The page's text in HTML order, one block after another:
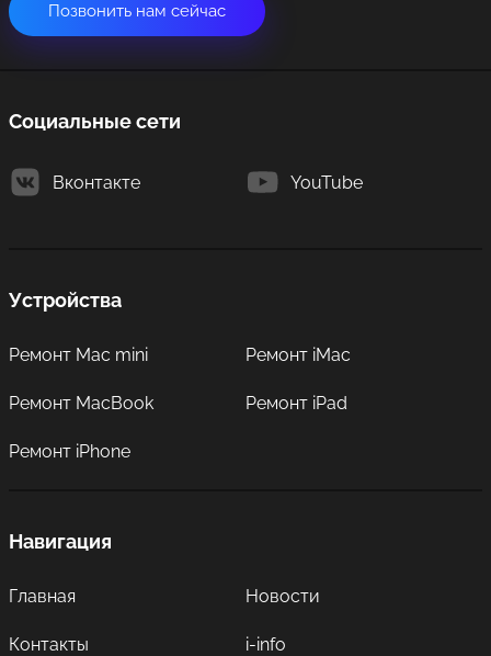
Позвонить нам сейчас
Социальные сети
Вконтакте YouTube
Устройства
Ремонт Mac mini Ремонт iMac
Ремонт MacBook Ремонт iPad
Ремонт iPhone
Навигация
Главная Новости
Контакты i-info